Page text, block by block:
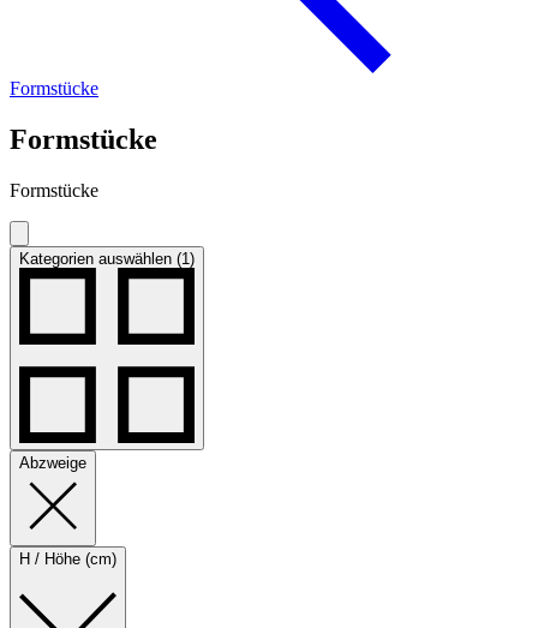
Formstücke
Formstücke
Formstücke
Kategorien auswählen (1)
Abzweige
H / Höhe (cm)